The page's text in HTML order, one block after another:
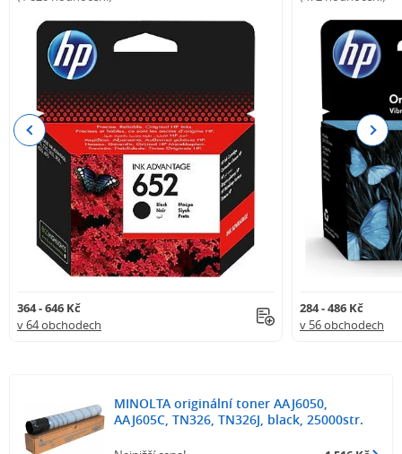
364 - 646 Kč
v 64 obchodech
284 - 486 Kč
v 56 obchodech
Previous Next
MINOLTA originální toner AAJ6050,
AAJ605C, TN326, TN326J, black, 25000str.